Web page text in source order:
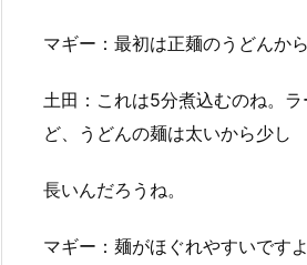
マギー：最初は正麺のうどんか
土田：これは5分煮込むのね。
ど、うどんの麺は太いから少し
長いんだろうね。
マギー：麺がほぐれやすいです